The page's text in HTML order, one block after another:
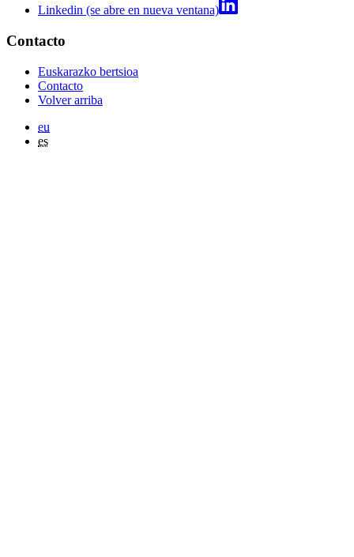
Linkedin (se abre en nueva ventana)
Contacto
Euskarazko bertsioa
Contacto
Volver arriba
eu
es